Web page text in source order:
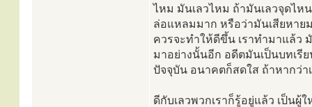
ไหม มันเลวไหม ถ้ามันเลวจุดไห
ล่อแหลมมาก หรือว่ามันเสียหาย
ควรจะทำให้ดีขึ้น เราทำมาแล้ว
มาอย่างนั้นอีก อดีตมันเป็นบทเรี
ปัจจุบัน อนาคตก็สดใส ถ้าหากว่า
ดีกับเลวพวกเราก็รู้อยู่แล้ว เป็น